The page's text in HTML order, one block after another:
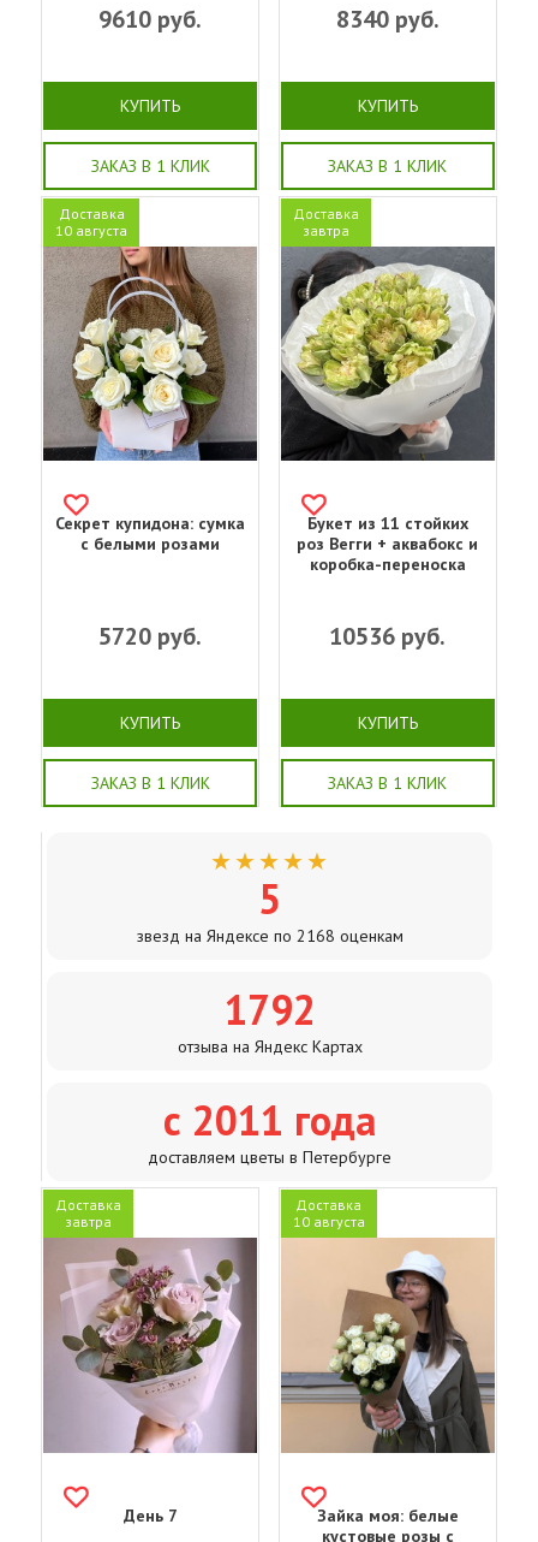
9610 руб.
КУПИТЬ
ЗАКАЗ В 1 КЛИК
8340руб.
КУПИТЬ
ЗАКАЗ В 1 КЛИК
Доставка
10 августа
Секрет купидона: сумка
с белыми розами
5720 руб.
КУПИТЬ
ЗАКАЗ В 1 КЛИК
Доставка
завтра
Букет из 11 стойких
роз Вегги + аквабокс и
коробка-переноска
10536 руб.
КУПИТЬ
ЗАКАЗ В 1 КЛИК
★★★★★
5
звезд на Яндексе по 2168 оценкам
1792
отзыва на Яндекс Картах
с 2011 года
доставляем цветы в Петербурге
Доставка
завтра
День 7
Доставка
10 августа
Зайка моя: белые
кустовые розы с